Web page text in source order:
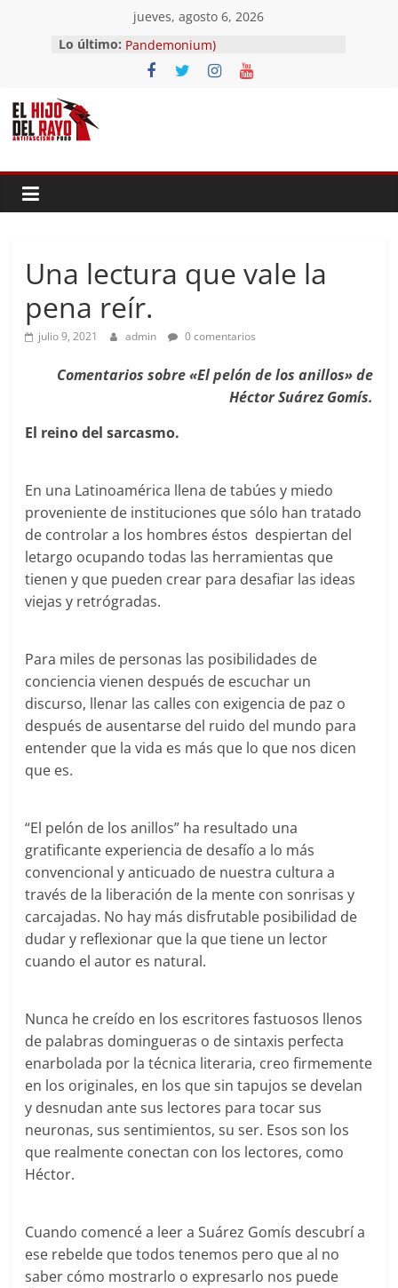
contenido
jueves, agosto 6, 2026
Lo último:
Pandemonium)
Ave fénix
Una lectura que vale la
pena reír.
julio 9, 2021 admin 0 comentarios
Comentarios sobre «El pelón de los anillos» de
Héctor Suárez Gomís.
El reino del sarcasmo.
En una Latinoamérica llena de tabúes y miedo
proveniente de instituciones que sólo han tratado
de controlar a los hombres éstos despiertan del
letargo ocupando todas las herramientas que
tienen y que pueden crear para desafiar las ideas
viejas y retrógradas.
Para miles de personas las posibilidades de
conciencia vienen después de escuchar un
discurso, llenar las calles con exigencia de paz o
después de ausentarse del ruido del mundo para
entender que la vida es más que lo que nos dicen
que es.
“El pelón de los anillos” ha resultado una
gratificante experiencia de desafío a lo más
convencional y anticuado de nuestra cultura a
través de la liberación de la mente con sonrisas y
carcajadas. No hay más disfrutable posibilidad de
dudar y reflexionar que la que tiene un lector
cuando el autor es natural.
Nunca he creído en los escritores fastuosos llenos
de palabras domingueras o de sintaxis perfecta
enarbolada por la técnica literaria, creo firmemente
en los originales, en los que sin tapujos se develan
y desnudan ante sus lectores para tocar sus
neuronas, sus sentimientos, su ser. Esos son los
que realmente conectan con los lectores, como
Héctor.
Cuando comencé a leer a Suárez Gomís descubrí a
ese rebelde que todos tenemos pero que al no
saber cómo mostrarlo o expresarlo nos puede